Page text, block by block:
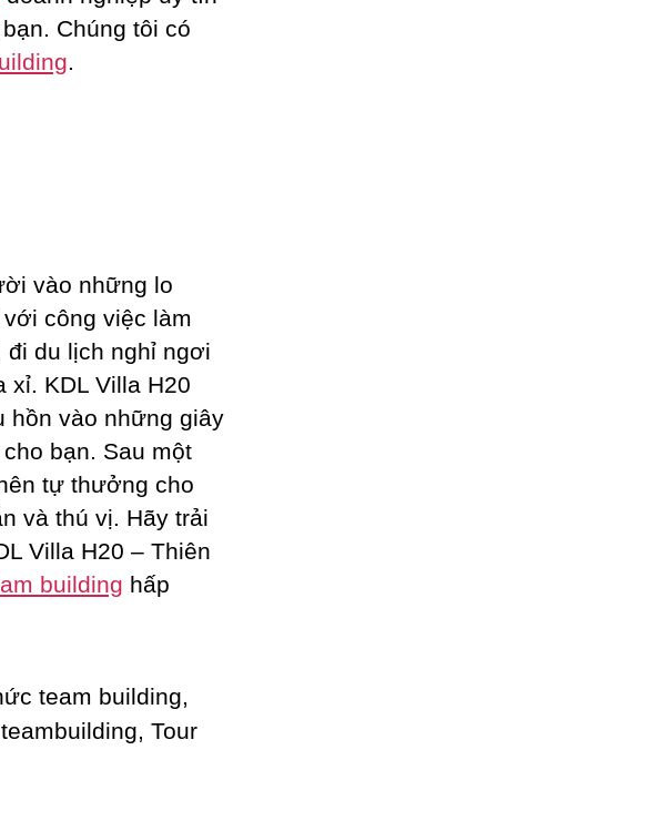
Chúng tôi có
vào những lo
công việc làm
du lịch nghỉ ngơi
xỉ. KDL Villa H20
hồn vào những giây
bạn. Sau một
tự thưởng cho
và thú vị. Hãy trải
Villa H20 – Thiên
building hấp